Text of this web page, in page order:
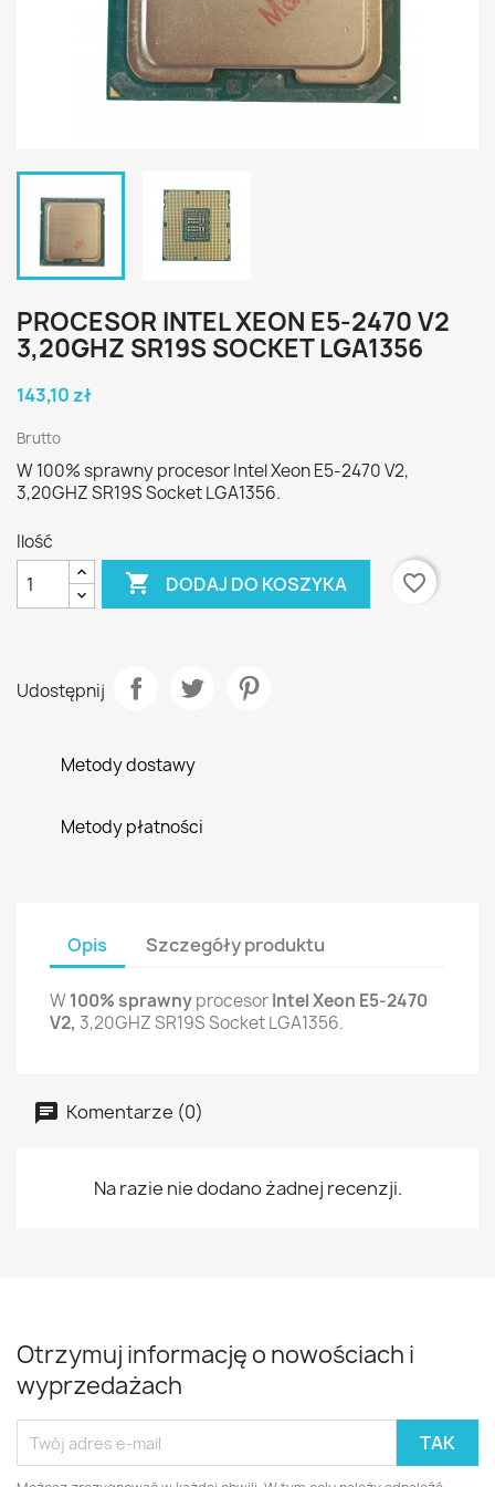
PROCESOR INTEL XEON E5-2470 V2
3,20GHZ SR19S SOCKET LGA1356
143,10 zł
Brutto
W 100% sprawny procesor Intel Xeon E5-2470 V2,
3,20GHZ SR19S Socket LGA1356.
Ilość
 DODAJ DO KOSZYKA favorite_border
Udostępnij
Metody dostawy
Metody płatności
Opis Szczegóły produktu
W100% sprawnyprocesorIntel Xeon E5-2470
V2, 3,20GHZ SR19S Socket LGA1356.
Komentarze (0)
Na razie nie dodano żadnej recenzji.
Otrzymuj informację o nowościach i
wyprzedażach